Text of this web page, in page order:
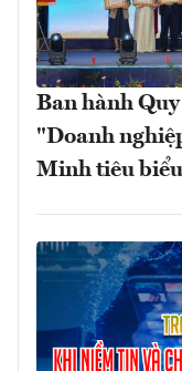
Ban hành
"Doanh
Minh tiêu